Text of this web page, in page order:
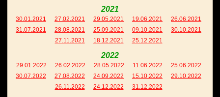
2021
30.01.2021 27.02.2021 29.05.2021 19.06.2021
26.06.2021
31.07.2021
28.08.2021 25.09.2021 09.10.2021
30.10.2021
27.11.2021
18.12.2021 25.12.2021
2022
29.01.2022 26.02.2022 28.05.2022 11.06.2022
25.06.2022
30.07.2022
27.08.2022 24.09.2022 15.10.2022
29.10.2022
26.11.2022
24.12.2022 31.12.2022